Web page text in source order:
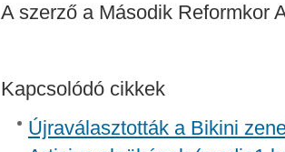
A szerző a Második Reformkor
Kapcsolódó cikkek
Újraválasztották a Bikini